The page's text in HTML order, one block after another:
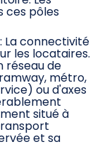
ces pôles
La connectivité
les locataires.
réseau de
métro,
ou d'axes
situé à
et sa